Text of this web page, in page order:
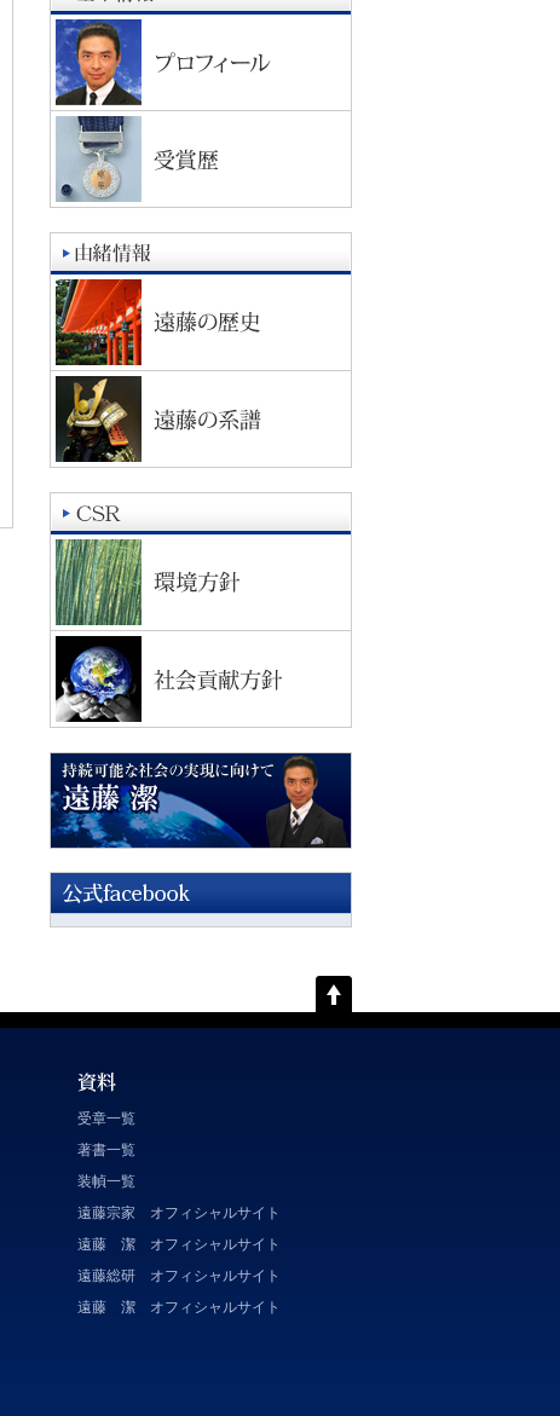
受章一覧
著書一覧
装幀一覧
遠藤宗家 オフィシャルサイト
遠藤 潔 オフィシャルサイト
遠藤総研 オフィシャルサイト
遠藤 潔 オフィシャルサイト